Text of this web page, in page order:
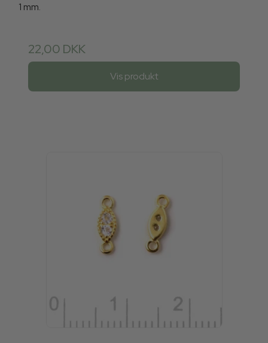
1 mm.
22,00 DKK
Vis produkt